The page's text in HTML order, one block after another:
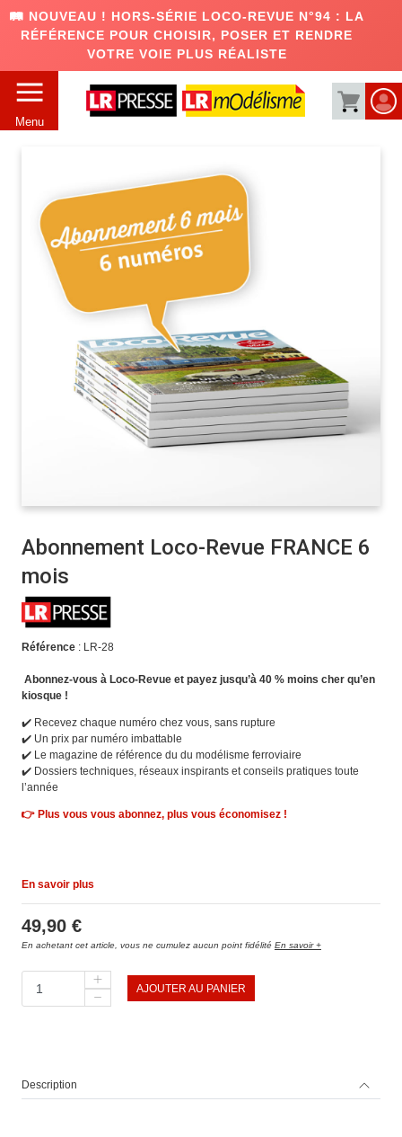
🛤️ NOUVEAU ! HORS-SÉRIE LOCO-REVUE N°94 : LA
RÉFÉRENCE POUR CHOISIR, POSER ET RENDRE
VOTRE VOIE PLUS RÉALISTE
Menu
Abonnement Loco-Revue FRANCE 6
mois
Référence: LR-28
Abonnez-vous à Loco-Revue et payez jusqu’à 40 % moins cher qu’en
kiosque !
✔️ Recevez chaque numéro chez vous, sans rupture
✔️ Un prix par numéro imbattable
✔️ Le magazine de référence du du modélisme ferroviaire
✔️ Dossiers techniques, réseaux inspirants et conseils pratiques toute
l’année
👉 Plus vous vous abonnez, plus vous économisez !
En savoir plus
49,90 €
En achetant cet article, vous ne cumulez aucun point fidélité En savoir +
AJOUTER AU PANIER
Description